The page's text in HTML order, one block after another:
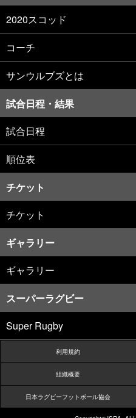
2020スコッド
コーチ
サンウルブズとは
試合日程・結果
試合日程
順位表
チケット
チケット
ギャラリー
ギャラリー
スーパーラグビー
Super Rugby
利用規約
組織概要
日本ラグビーフットボール協会